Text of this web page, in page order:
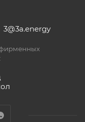
3@3a.energy